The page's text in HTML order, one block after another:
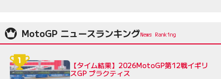
MotoGP ニュースランキング
【タイム結果】2026MotoGP第12戦イギリ
スGP プラクティス